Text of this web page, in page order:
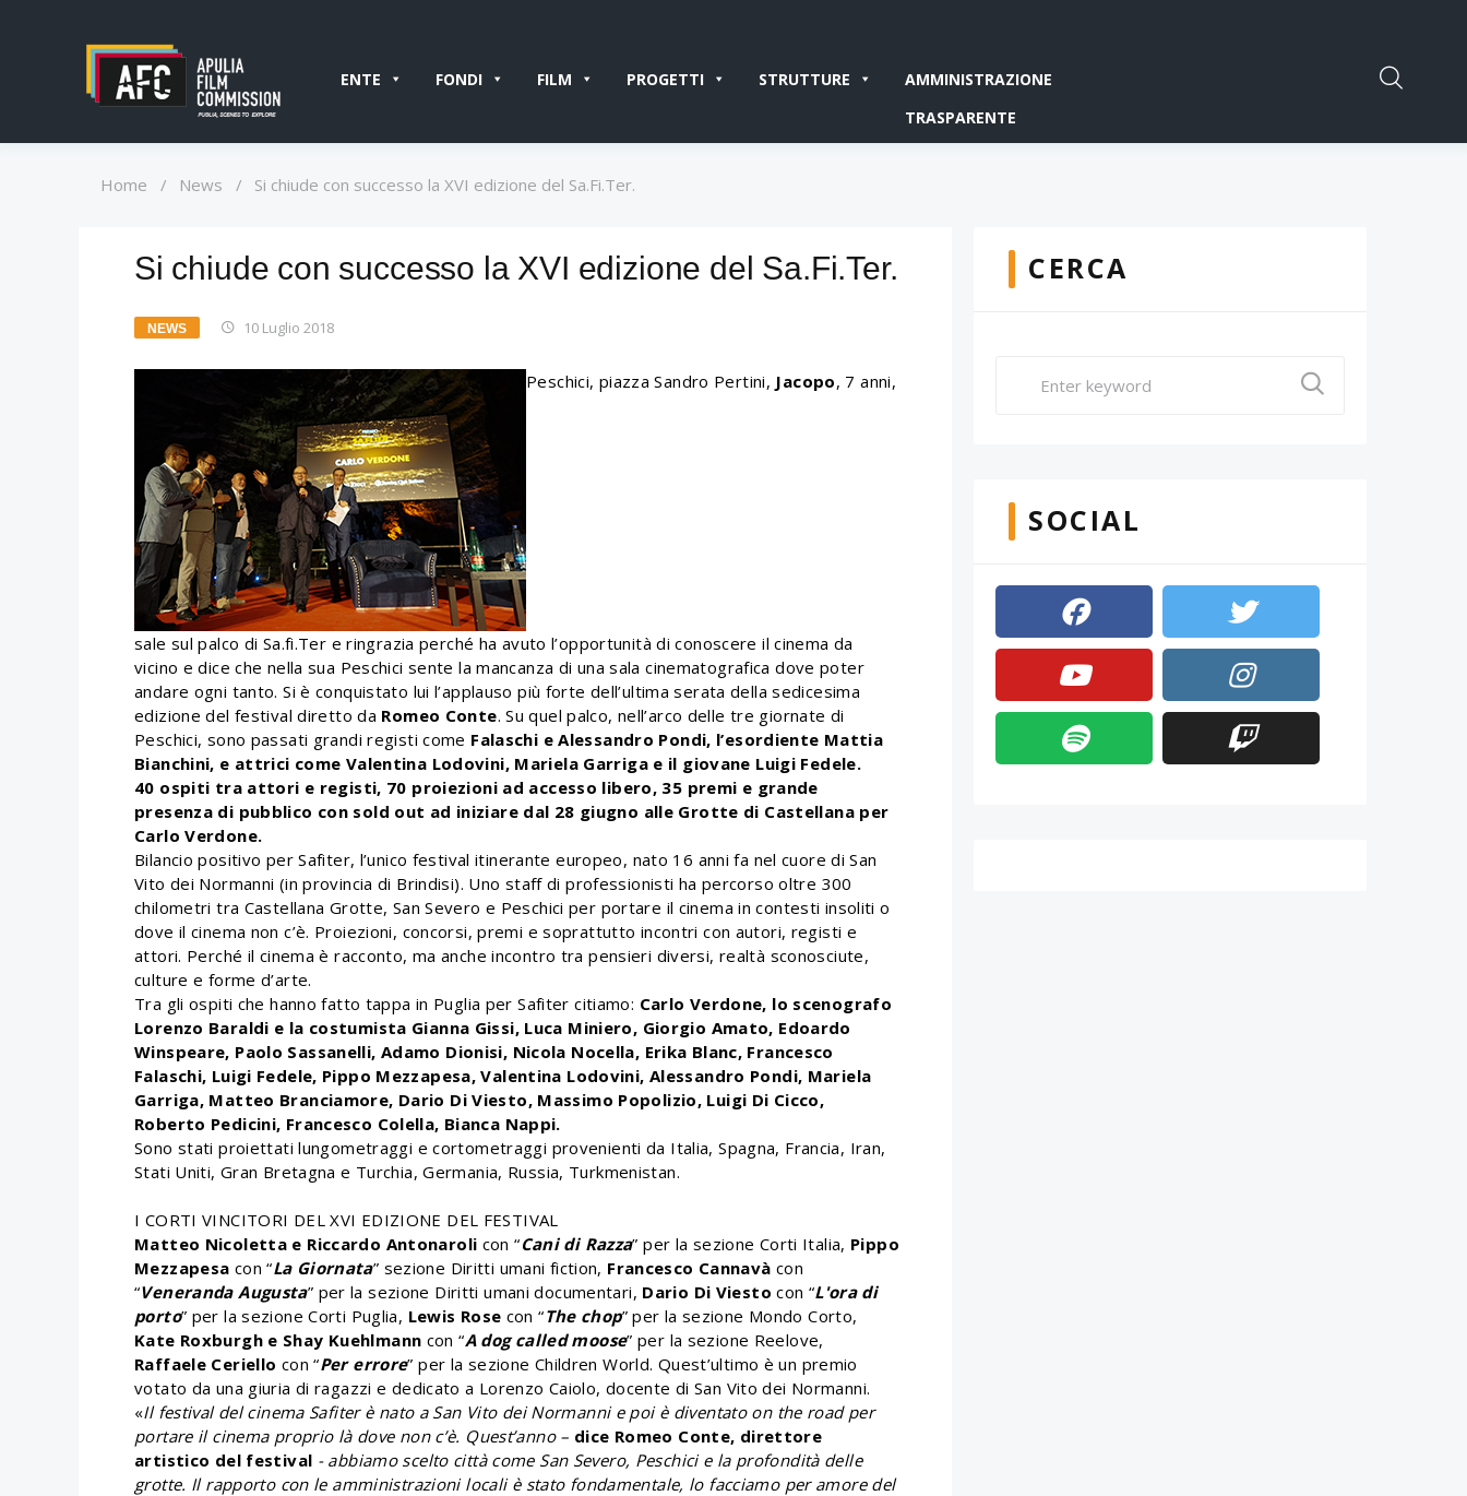
ENTE FONDI FILM PROGETTI STRUTTURE
AMMINISTRAZIONE
TRASPARENTE
Home / News / Si chiude con successo la XVI edizione del Sa.Fi.Ter.
Si chiude con successo la XVI edizione del Sa.Fi.Ter.
NEWS 10 Luglio 2018
Peschici, piazza Sandro Pertini, Jacopo, 7 anni,
sale sul palco di Sa.fi.Ter e ringrazia perché ha avuto l’opportunità di conoscere il cinema da
vicino e dice che nella sua Peschici sente la mancanza di una sala cinematografica dove poter
andare ogni tanto. Si è conquistato lui l’applauso più forte dell’ultima serata della sedicesima
edizione del festival diretto da Romeo Conte. Su quel palco, nell’arco delle tre giornate di
Peschici, sono passati grandi registi come Falaschi e Alessandro Pondi, l’esordiente Mattia
Bianchini, e attrici come Valentina Lodovini, Mariela Garriga e il giovane Luigi Fedele.
40 ospiti tra attori e registi, 70 proiezioni ad accesso libero, 35 premi e grande
presenza di pubblico con sold out ad iniziare dal 28 giugno alle Grotte di Castellana per
Carlo Verdone.
Bilancio positivo per Safiter, l’unico festival itinerante europeo, nato 16 anni fa nel cuore di San
Vito dei Normanni (in provincia di Brindisi). Uno staff di professionisti ha percorso oltre 300
chilometri tra Castellana Grotte, San Severo e Peschici per portare il cinema in contesti insoliti o
dove il cinema non c’è. Proiezioni, concorsi, premi e soprattutto incontri con autori, registi e
attori. Perché il cinema è racconto, ma anche incontro tra pensieri diversi, realtà sconosciute,
culture e forme d’arte.
Tra gli ospiti che hanno fatto tappa in Puglia per Safiter citiamo: Carlo Verdone, lo scenografo
Lorenzo Baraldi e la costumista Gianna Gissi, Luca Miniero, Giorgio Amato, Edoardo
Winspeare, Paolo Sassanelli, Adamo Dionisi, Nicola Nocella, Erika Blanc, Francesco
Falaschi, Luigi Fedele, Pippo Mezzapesa, Valentina Lodovini, Alessandro Pondi, Mariela
Garriga, Matteo Branciamore, Dario Di Viesto, Massimo Popolizio, Luigi Di Cicco,
Roberto Pedicini, Francesco Colella, Bianca Nappi.
Sono stati proiettati lungometraggi e cortometraggi provenienti da Italia, Spagna, Francia, Iran,
Stati Uniti, Gran Bretagna e Turchia, Germania, Russia, Turkmenistan.
I CORTI VINCITORI DEL XVI EDIZIONE DEL FESTIVAL
Matteo Nicoletta e Riccardo Antonaroli con “Cani di Razza” per la sezione Corti Italia, Pippo
Mezzapesa con “La Giornata” sezione Diritti umani fiction, Francesco Cannavà con
“Veneranda Augusta” per la sezione Diritti umani documentari, Dario Di Viesto con “L'ora di
porto” per la sezione Corti Puglia, Lewis Rose con “The chop” per la sezione Mondo Corto,
Kate Roxburgh e Shay Kuehlmann con “A dog called moose” per la sezione Reelove,
Raffaele Ceriello con “Per errore” per la sezione Children World. Quest’ultimo è un premio
votato da una giuria di ragazzi e dedicato a Lorenzo Caiolo, docente di San Vito dei Normanni.
«Il festival del cinema Safiter è nato a San Vito dei Normanni e poi è diventato on the road per
portare il cinema proprio là dove non c’è. Quest’anno – dice Romeo Conte, direttore
artistico del festival - abbiamo scelto città come San Severo, Peschici e la profondità delle
grotte. Il rapporto con le amministrazioni locali è stato fondamentale, lo facciamo per amore del
CERCA
SOCIAL